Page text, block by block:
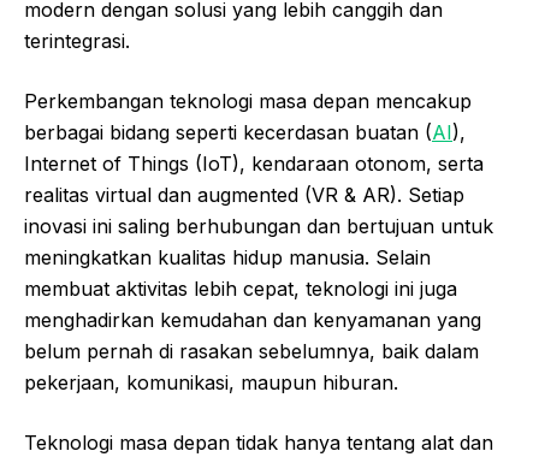
modern dengan solusi yang lebih canggih dan
terintegrasi.
Perkembangan teknologi masa depan mencakup
berbagai bidang seperti kecerdasan buatan (AI),
Internet of Things (IoT), kendaraan otonom, serta
realitas virtual dan augmented (VR & AR). Setiap
inovasi ini saling berhubungan dan bertujuan untuk
meningkatkan kualitas hidup manusia. Selain
membuat aktivitas lebih cepat, teknologi ini juga
menghadirkan kemudahan dan kenyamanan yang
belum pernah di rasakan sebelumnya, baik dalam
pekerjaan, komunikasi, maupun hiburan.
Teknologi masa depan tidak hanya tentang alat dan